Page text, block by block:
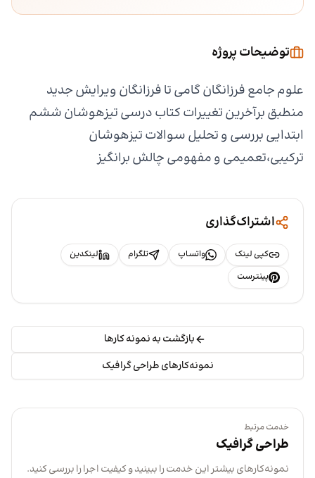
توضیحات پروژه
علوم جامع فرزانگان گامی تا فرزانگان ویرایش جدید
منطبق برآخرین تغییرات کتاب درسی تیزهوشان ششم
ابتدایی بررسی و تحلیل سوالات تیزهوشان
ترکیبی،تعمیمی و مفهومی چالش برانگیز
اشتراک‌گذاری
کپی لینک واتساپ تلگرام
لینکدین
پینترست
بازگشت به نمونه کارها
نمونه‌کارهای طراحی گرافیک
خدمت مرتبط
طراحی گرافیک
نمونه‌کارهای بیشتر این خدمت را ببینید و کیفیت اجرا را بررسی کنید.